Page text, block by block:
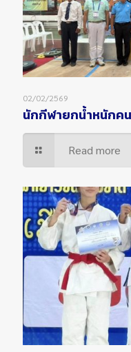
02/02/2569
นักกีฬายกน้ำหนักคน
Read more